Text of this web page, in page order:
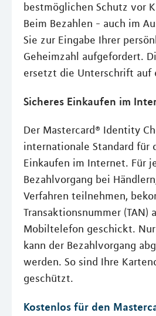
bestmöglichen Schutz vor
Beim Bezahlen - auch im
Sie zur Eingabe Ihrer
Geheimzahl aufgefordert.
ersetzt die Unterschrift auf
Sicheres Einkaufen im
Der Mastercard® Identity
internationale Standard für
Einkaufen im Internet. Für
Bezahlvorgang bei
Verfahren teilnehmen,
Transaktionsnummer (TAN)
Mobiltelefon geschickt.
kann der Bezahlvorgang
werden. So sind Ihre
geschützt.
Kostenlos für den